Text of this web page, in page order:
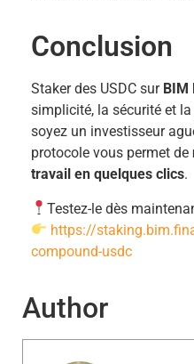
Conclusion
Staker des USDC sur BIM
simplicité, la sécurité et
soyez un investisseur
protocole vous permet de
travail en quelques clics.
Testez-le dès
https://
compound-usdc
Author